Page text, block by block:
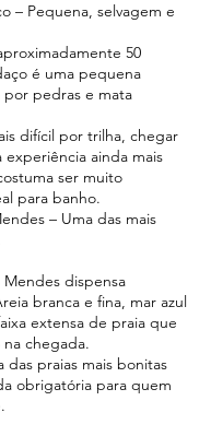
– Pequena, selvagem e
50
é uma pequena
por pedras e mata
difícil por trilha, chegar
ainda mais
ser muito
para banho.
– Uma das mais
dispensa
branca e fina, mar azul
extensa de praia que
chegada.
das praias mais bonitas
obrigatória para quem